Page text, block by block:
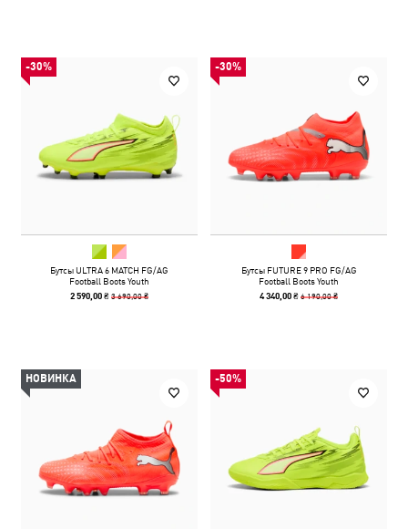
-30%
Бутсы ULTRA 6 MATCH FG/AG
Football Boots Youth
2 590,00 ₴3 690,00 ₴
-30%
Бутсы FUTURE 9 PRO FG/AG
Football Boots Youth
4 340,00 ₴6 190,00 ₴
НОВИНКА -50%